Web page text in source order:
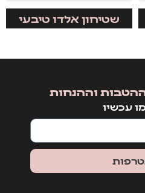
שטיחון אלדו טיבעי
וההנחות
עכשיו